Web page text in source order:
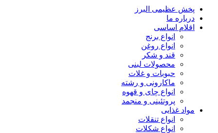
پخش عظیمی البرز
درباره ما
اقلام اساسی
انواع برنج
انواع روغن
قند و شکر
محصولات لبنی
حبوبات و غلات
ماکارونی و رشته
انواع چای و قهوه
پروتئینی و منجمد
مواد غذایی
انواع تنقلات
انواع شکلات